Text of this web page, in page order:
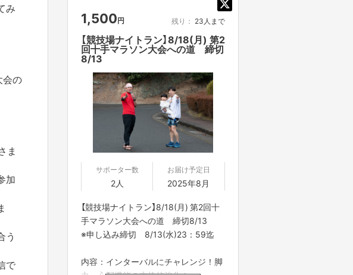
み
会の
ま
加
う
で
1,500円 残り： 23人まで
【競技場ナイトラン】8/18(月) 第2
回十手マラソン大会への道 締切
8/13
サポーター数
2人
お届け予定日
2025年8月
【競技場ナイトラン】8/18(月) 第2回十
手マラソン大会への道 締切8/13
※申し込み締切 8/13(水)23：59迄
内容：インターバルにチャレンジ！脚